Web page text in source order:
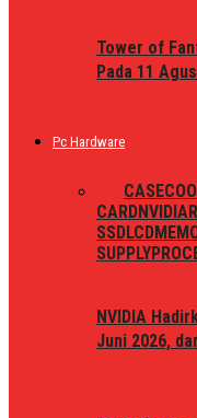
Tower of
Pada 11
Pc Hardware
CASE
CARDNVIDIA
SSDLCD
SUPPLY
NVIDIA
Juni 2026,